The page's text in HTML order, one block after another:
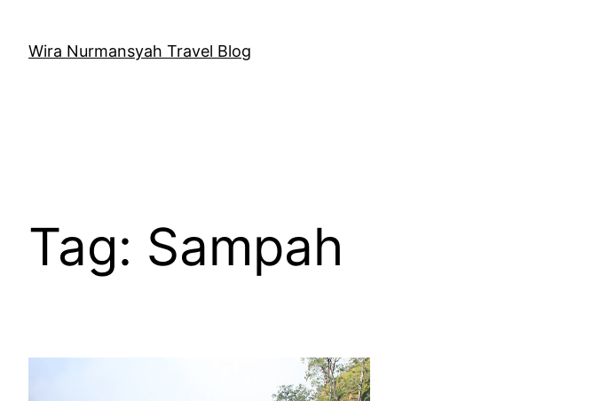
content
Wira Nurmansyah Travel Blog
Tag: Sampah